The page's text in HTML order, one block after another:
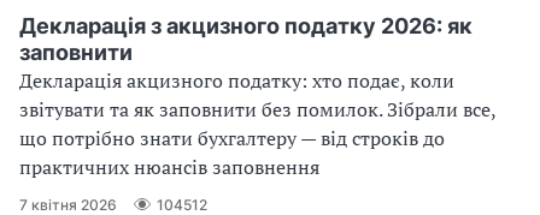
Декларація з акцизного податку 2026: як
заповнити
Декларація акцизного податку: хто подає, коли
звітувати та як заповнити без помилок. Зібрали все,
що потрібно знати бухгалтеру — від строків до
практичних нюансів заповнення
7 квітня 2026 104512